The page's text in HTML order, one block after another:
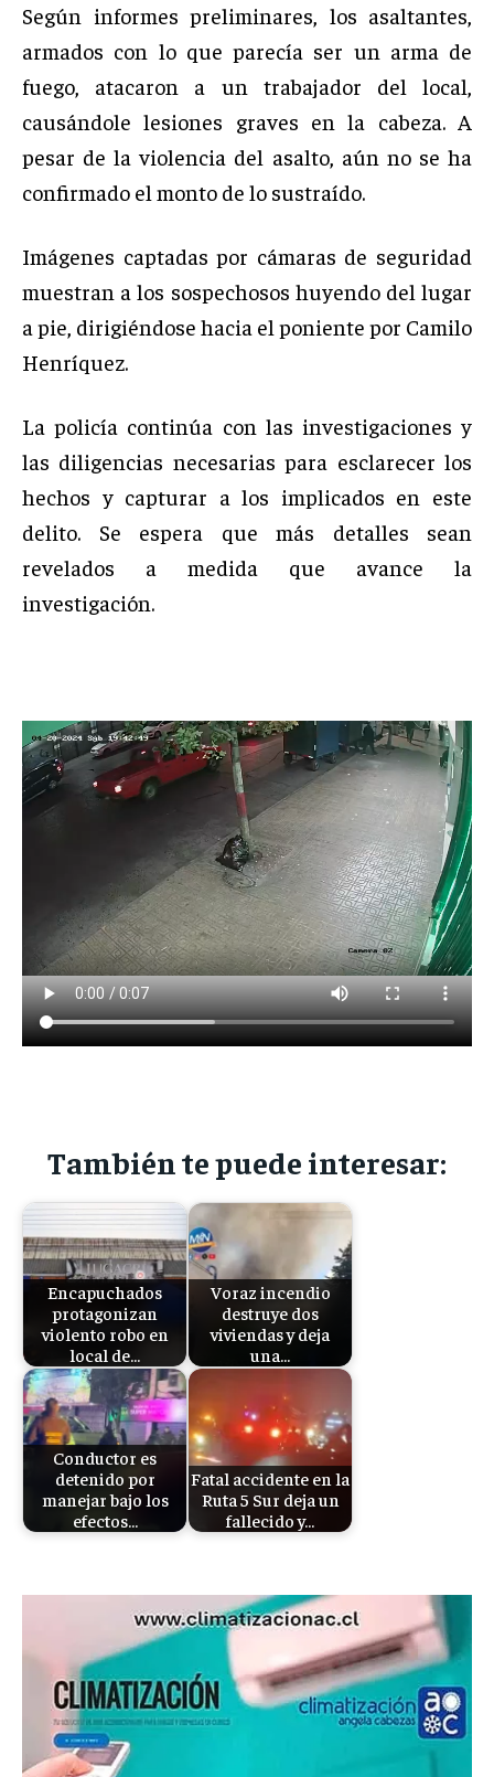
Según informes preliminares, los asaltantes,
armados con lo que parecía ser un arma de
fuego, atacaron a un trabajador del local,
causándole lesiones graves en la cabeza. A
pesar de la violencia del asalto, aún no se ha
confirmado el monto de lo sustraído.
Imágenes captadas por cámaras de seguridad
muestran a los sospechosos huyendo del lugar
a pie, dirigiéndose hacia el poniente por Camilo
Henríquez.
La policía continúa con las investigaciones y
las diligencias necesarias para esclarecer los
hechos y capturar a los implicados en este
delito. Se espera que más detalles sean
revelados a medida que avance la
investigación.
También te puede interesar:
Encapuchados
protagonizan
violento robo en
local de…
Voraz incendio
destruye dos
viviendas y deja
una…
Conductor es
detenido por
manejar bajo los
efectos…
Fatal accidente en la
Ruta 5 Sur deja un
fallecido y…